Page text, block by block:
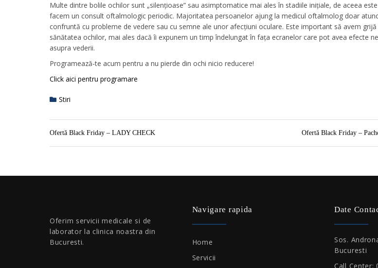
Multe dintre bolile ochilor sunt „silențioase” sau asimptomatice mai ales în stadiile inițiale, de aceea
facem un consult oftalmologic periodic. Majoritatea persoanelor ajung la medicul oftalmolog doar
confruntă cu probleme de vedere sau cu semne ale unor afecțiuni oculare. Este important să avem grijă
sănătatea ochilor, mai ales dacă îi expunem un timp îndelungat în fața ecranelor care pot avea efecte
asupra vederii.
Programează-te acum pentru a nu pierde din ochi nicio reducere!
Click aici pentru programare
Stiri
Ofertă Black Friday – LADY CHECK Ofertă Black Friday –
Oferim servicii medicale si de
laborator la clinica noastra din
Bucuresti.
Navigare rapida
Home
Servicii
Date
Sos.
Bucuresti
Call Center: